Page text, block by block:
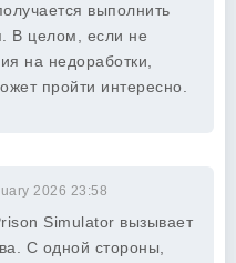
выполнить
В целом, если не
на недоработки,
пройти интересно.
2026 23:58
Simulator вызывает
С одной стороны,